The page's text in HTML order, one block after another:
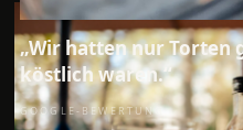
„Wir hatten nur Torten
köstlich waren.“
GOOGLE-BEWERTUNG